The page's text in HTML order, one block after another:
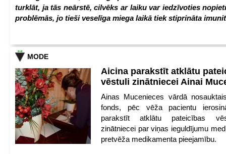
turklāt, ja tās neārstē, cilvēks ar laiku var iedzīvoties
problēmās, jo tieši veselīga miega laikā tiek stiprināta
MODE
Aicina parakstīt atklātu
vēstuli zinātniecei Ainai
Ainas Mucenieces vārdā
fonds, pēc vēža pacientu
parakstīt atklātu pateicības
zinātniecei par viņas ieguldījumu
pretvēža medikamenta pieejamību.